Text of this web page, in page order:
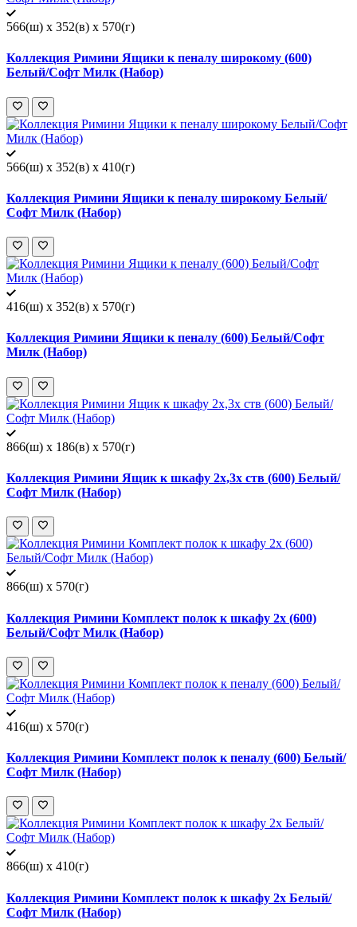
566(ш) x 352(в) x 570(г)
Коллекция Римини Ящики к пеналу широкому (600)
Белый/Софт Милк (Набор)
566(ш) x 352(в) x 410(г)
Коллекция Римини Ящики к пеналу широкому Белый/
Софт Милк (Набор)
416(ш) x 352(в) x 570(г)
Коллекция Римини Ящики к пеналу (600) Белый/Софт
Милк (Набор)
866(ш) x 186(в) x 570(г)
Коллекция Римини Ящик к шкафу 2х,3х ств (600) Белый/
Софт Милк (Набор)
866(ш) x 570(г)
Коллекция Римини Комплект полок к шкафу 2х (600)
Белый/Софт Милк (Набор)
416(ш) x 570(г)
Коллекция Римини Комплект полок к пеналу (600) Белый/
Софт Милк (Набор)
866(ш) x 410(г)
Коллекция Римини Комплект полок к шкафу 2х Белый/
Софт Милк (Набор)